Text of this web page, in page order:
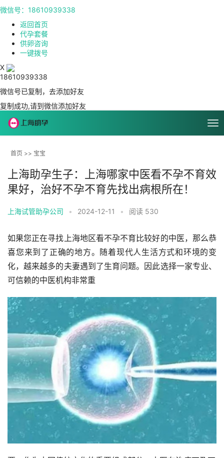
微信号：18610939338
返回首页
代孕套餐
供卵咨询
一键拨号
X
18610939338
微信号已复制，去添加好友
复制成功,请到微信添加好友
首页 >> 宝宝
上海助孕生子：上海哪家中医看不孕不育效
果好，治好不孕不育先找出病根所在！
上海试管助孕公司 • 2024-12-11 • 阅读 530
如果您正在寻找上海地区看不孕不育比较好的中医，那么恭
喜您来到了正确的地方。随着现代人生活方式和环境的变
化，越来越多的夫妻遇到了生育问题。因此选择一家专业、
可信赖的中医机构非常重